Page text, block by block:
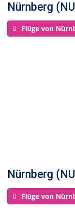
Nürnberg
Flüge von
Nürnberg
Flüge von